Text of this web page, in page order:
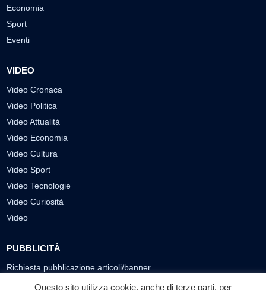
Economia
Sport
Eventi
VIDEO
Video Cronaca
Video Politica
Video Attualità
Video Economia
Video Cultura
Video Sport
Video Tecnologie
Video Curiosità
Video
PUBBLICITÀ
Richiesta pubblicazione articoli/banner
Questo sito utilizza cookie, anche di terze parti, per